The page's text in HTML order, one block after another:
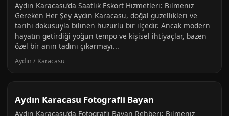
Aydın Karacasu’da Saatlik Eskort Hizmetleri: Bilmeniz
Gereken Her Şey Aydın Karacasu, doğal güzellikleri ve
tarihi dokusuyla bilinen huzurlu bir ilçedir. Ancak modern
hayatın getirdiği yoğun tempo ve kişisel ihtiyaçlar, bazen
özel bir anın tadını çıkarmayı...
Aydın / Karacasu
Aydın Karacasu Fotografli Bayan
Aydın Karacasu’da Fotograflı Bayan Rehberi: Bilmeniz